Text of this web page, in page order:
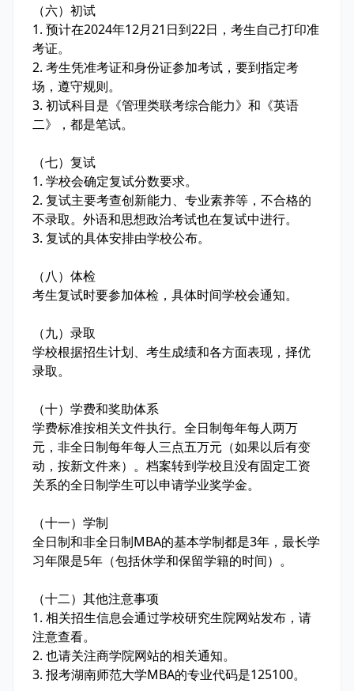
（六）初试
1. 预计在2024年12月21日到22日，考生自己打印准
考证。
2. 考生凭准考证和身份证参加考试，要到指定考
场，遵守规则。
3. 初试科目是《管理类联考综合能力》和《英语
二》，都是笔试。
（七）复试
1. 学校会确定复试分数要求。
2. 复试主要考查创新能力、专业素养等，不合格的
不录取。外语和思想政治考试也在复试中进行。
3. 复试的具体安排由学校公布。
（八）体检
考生复试时要参加体检，具体时间学校会通知。
（九）录取
学校根据招生计划、考生成绩和各方面表现，择优
录取。
（十）学费和奖助体系
学费标准按相关文件执行。全日制每年每人两万
元，非全日制每年每人三点五万元（如果以后有变
动，按新文件来）。档案转到学校且没有固定工资
关系的全日制学生可以申请学业奖学金。
（十一）学制
全日制和非全日制MBA的基本学制都是3年，最长学
习年限是5年（包括休学和保留学籍的时间）。
（十二）其他注意事项
1. 相关招生信息会通过学校研究生院网站发布，请
注意查看。
2. 也请关注商学院网站的相关通知。
3. 报考湖南师范大学MBA的专业代码是125100。